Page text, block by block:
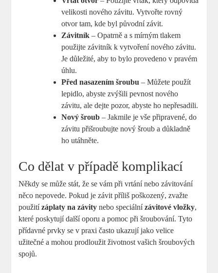
velikosti nového závitu. Vytvořte rovný
otvor tam, kde byl původní závit.
Závitník – Opatrně a s mírným tlakem
použijte závitník k vytvoření nového závitu.
Je důležité, aby to bylo provedeno v pravém
úhlu.
Před nasazením šroubu – Můžete použít
lepidlo, abyste zvýšili pevnost nového
závitu, ale dejte pozor, abyste ho nepřesadili.
Nový šroub – Jakmile je vše připravené, do
závitu přišroubujte nový šroub a důkladně
ho utáhněte.
Co dělat v případě komplikací
Někdy se může stát, že se vám při vrtání nebo závitování
něco nepovede. Pokud je závit příliš poškozený, zvažte
použitízáplaty na závity nebo speciálnízávitové vložky,
které poskytují další oporu a pomoc při šroubování. Tyto
přídavné prvky se v praxi často ukazují jako velice
užitečné a mohou prodloužit životnost vašich šroubových
spojů.